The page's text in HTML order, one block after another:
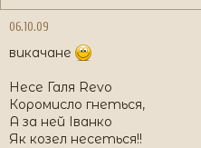
н
06.10.09
викачане
Несе Галя Revo
Коромисло гнеться,
А за ней Іванко
Як козел несеться!!